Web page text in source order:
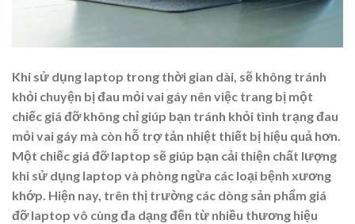
Khi sử dụng laptop trong thời gian dài, sẽ không tránh
khỏi chuyện bị đau mỏi vai gáy nên việc trang bị một
chiếc giá đỡ không chỉ giúp bạn tránh khỏi tình trạng đau
mỏi vai gáy mà còn hỗ trợ tản nhiệt thiết bị hiệu quả hơn.
Một chiếc giá đỡ laptop sẽ giúp bạn cải thiện chất lượng
khi sử dụng laptop và phòng ngừa các loại bệnh xương
khớp. Hiện nay, trên thị trường các dòng sản phẩm giá
đỡ laptop vô cùng đa dạng đến từ nhiều thương hiệu